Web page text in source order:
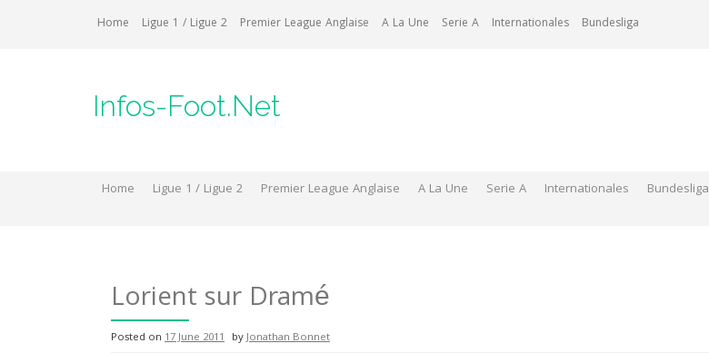
Home Ligue 1 / Ligue 2 Premier League Anglaise A La Une Serie A Internationales Bundesliga
Infos-Foot.Net
Home Ligue 1 / Ligue 2 Premier League Anglaise A La Une Serie A Internationales Bundesliga
Lorient sur Dramé
Posted on 17 June 2011 byJonathan Bonnet